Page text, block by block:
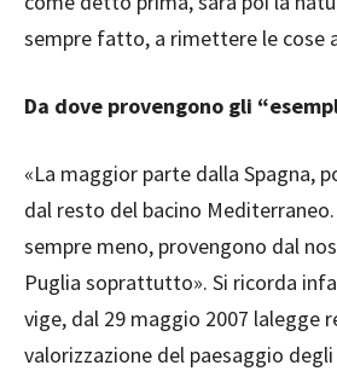
sempre fatto, a rimettere le cose
Da dove provengono gli
«La maggior parte dalla Spagna,
dal resto del bacino
sempre meno, provengono dal
Puglia soprattutto». Si ricorda
vige, dal 29 maggio 2007 lalegge
valorizzazione del paesaggio